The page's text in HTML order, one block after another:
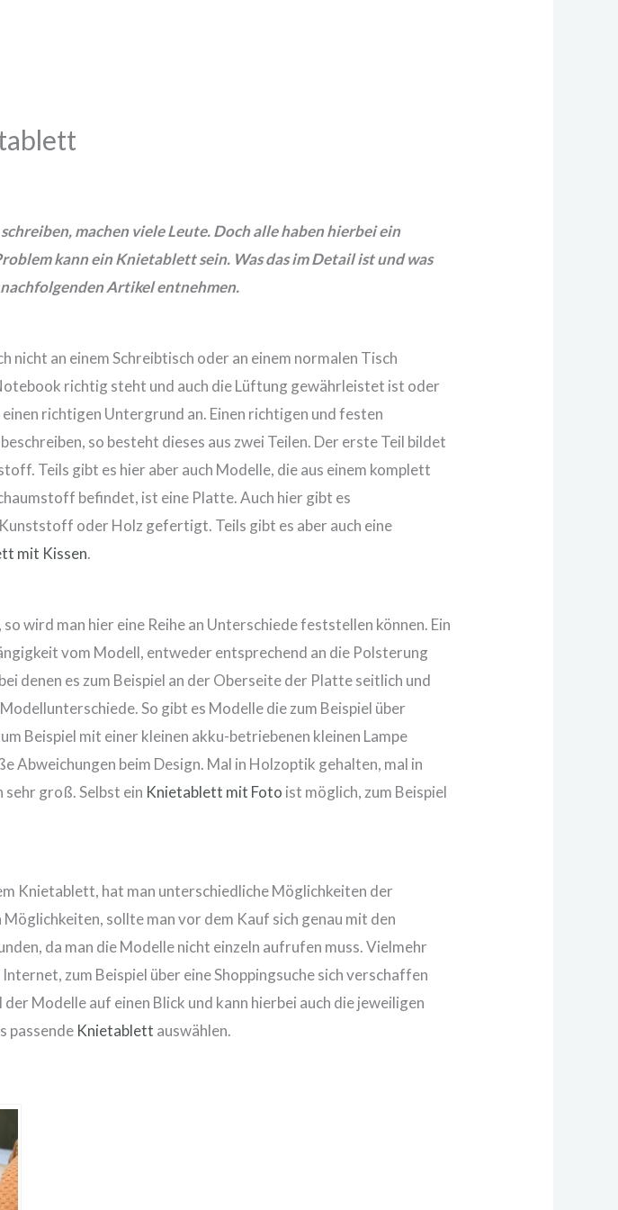
machen viele Leute. Doch alle haben hierbei ein
kann ein Knietablett sein. Was das im Detail ist und was
Artikel entnehmen.
nicht an einem Schreibtisch oder an einem normalen Tisch
richtig steht und auch die Lüftung gewährleistet ist oder
richtigen Untergrund an. Einen richtigen und festen
so besteht dieses aus zwei Teilen. Der erste Teil bildet
Teils gibt es hier aber auch Modelle, die aus einem komplett
befindet, ist eine Platte. Auch hier gibt es
oder Holz gefertigt. Teils gibt es aber auch eine
mit Kissen.
wird man hier eine Reihe an Unterschiede feststellen können. Ein
vom Modell, entweder entsprechend an die Polsterung
denen es zum Beispiel an der Oberseite der Platte seitlich und
So gibt es Modelle die zum Beispiel über
Beispiel mit einer kleinen akku-betriebenen kleinen Lampe
Abweichungen beim Design. Mal in Holzoptik gehalten, mal in
sehr groß. Selbst ein Knietablett mit Foto ist möglich, zum Beispiel
Knietablett, hat man unterschiedliche Möglichkeiten der
sollte man vor dem Kauf sich genau mit den
da man die Modelle nicht einzeln aufrufen muss. Vielmehr
zum Beispiel über eine Shoppingsuche sich verschaffen
Modelle auf einen Blick und kann hierbei auch die jeweiligen
passende Knietablett auswählen.